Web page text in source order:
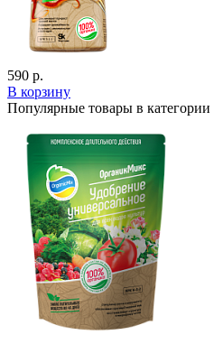
590 р.
В корзину
Популярные товары в